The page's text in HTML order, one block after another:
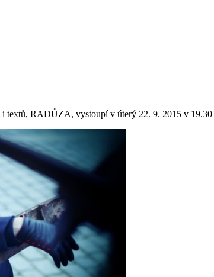
textů, RADŮZA, vystoupí v úterý 22. 9. 2015 v